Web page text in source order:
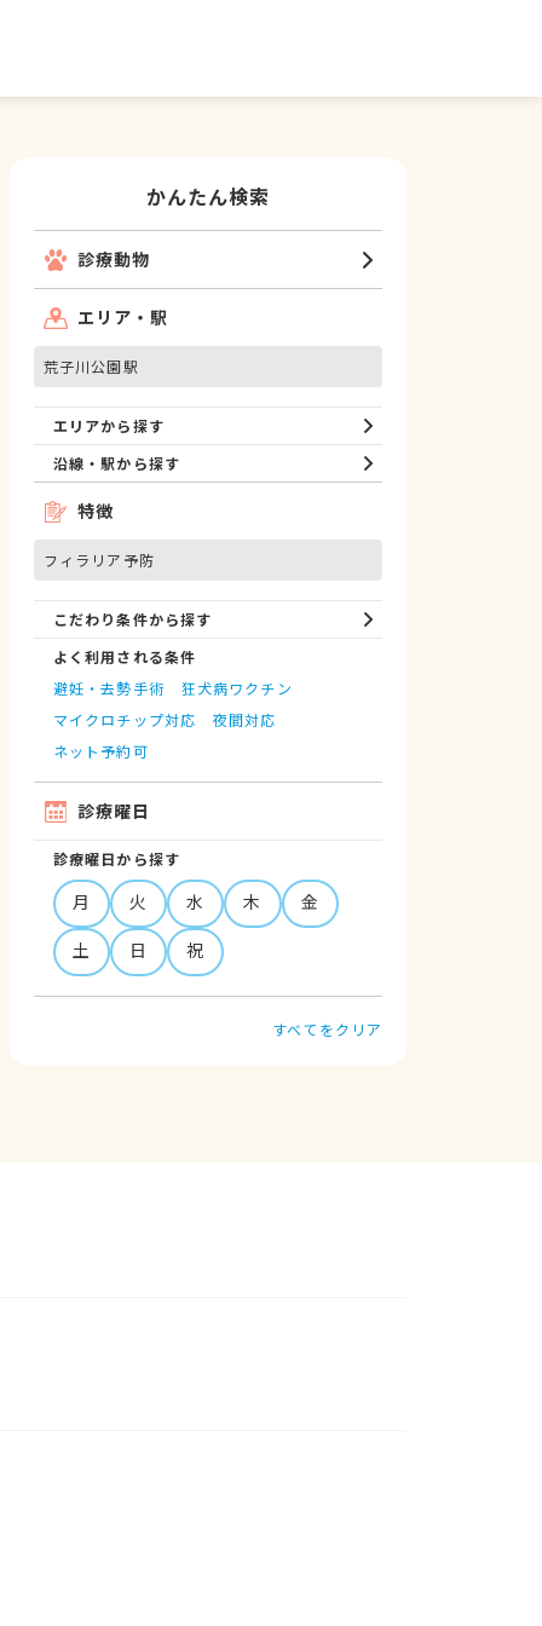
かんたん検索
診療動物
エリア・駅
荒子川公園駅
エリアから探す
沿線・駅から探す
特徴
フィラリア予防
こだわり条件から探す
よく利用される条件
避妊・去勢手術
狂犬病ワクチン
マイクロチップ対応
夜間対応
ネット予約可
診療曜日
診療曜日から探す
月 火 水 木
金
土
日 祝
すべてをクリア